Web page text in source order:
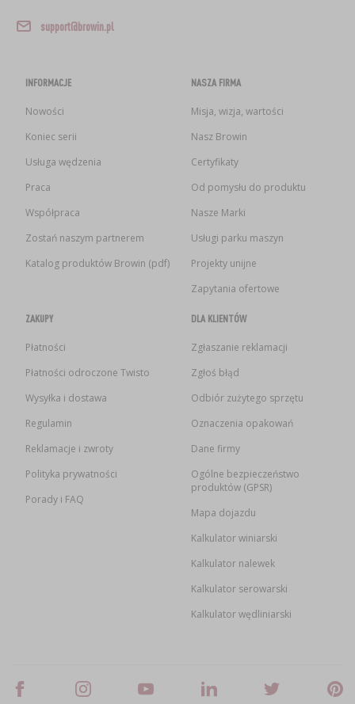
support@browin.pl
INFORMACJE
Nowości
Koniec serii
Usługa wędzenia
Praca
Współpraca
Zostań naszym partnerem
Katalog produktów Browin (pdf)
NASZA FIRMA
Misja, wizja, wartości
Nasz Browin
Certyfikaty
Od pomysłu do produktu
Nasze Marki
Usługi parku maszyn
Projekty unijne
Zapytania ofertowe
ZAKUPY
Płatności
Płatności odroczone Twisto
Wysyłka i dostawa
Regulamin
Reklamacje i zwroty
Polityka prywatności
Porady i FAQ
DLA KLIENTÓW
Zgłaszanie reklamacji
Zgłoś błąd
Odbiór zużytego sprzętu
Oznaczenia opakowań
Dane firmy
Ogólne bezpieczeństwo
produktów (GPSR)
Mapa dojazdu
Kalkulator winiarski
Kalkulator nalewek
Kalkulator serowarski
Kalkulator wędliniarski